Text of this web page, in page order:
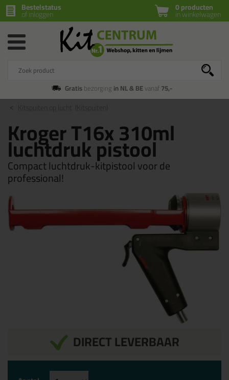
0 producten
in winkelwagen
Bestelstatus
of inloggen
Gratisbezorging in NL & BEvanaf75,-
Kroger T16x 310ml
luchtdruk pistool
Compact luchtdruk-kitpistool voor de
professional!
DIRECT LEVERBAAR